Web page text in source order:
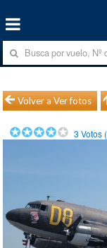
Volver a Ver fotos
3 Votos (